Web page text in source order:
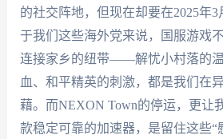
的社交阵地，但现在却要在2025年
于我们这些海外党来说，国服游戏
连接家乡的纽带——解忧小村落的
血、和平精英的刺激，都是我们在
藉。而NEXON Town的停运，更让
款稳定可靠的加速器，是留住这些“